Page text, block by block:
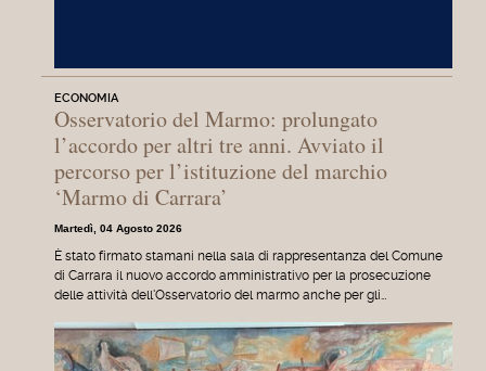
ECONOMIA
Osservatorio del Marmo: prolungato
l’accordo per altri tre anni. Avviato il
percorso per l’istituzione del marchio
‘Marmo di Carrara’
Martedì, 04 Agosto 2026
È stato firmato stamani nella sala di rappresentanza del Comune
di Carrara il nuovo accordo amministrativo per la prosecuzione
delle attività dell'Osservatorio del marmo anche per gli…